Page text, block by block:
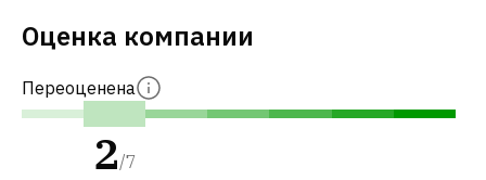
Оценка компании
Переоценена
2/7